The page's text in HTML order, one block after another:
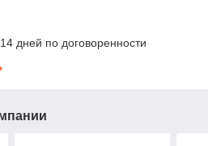
дней по договоренности